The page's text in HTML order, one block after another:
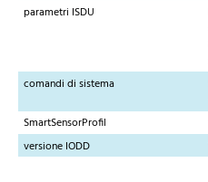
parametri ISDU
comandi di sistema
SmartSensorProfil
versione IODD